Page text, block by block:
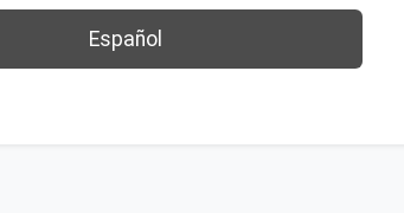
Español